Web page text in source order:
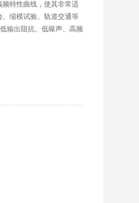
特性曲线，使其非常适
缩模试验、轨道交通等
输出阻抗、低噪声、高频